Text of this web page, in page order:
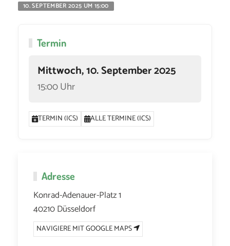
10. SEPTEMBER 2025 UM 15:00
Termin
Mittwoch, 10. September 2025
15:00 Uhr
TERMIN (ICS) ALLE TERMINE (ICS)
Adresse
Konrad-Adenauer-Platz 1
40210 Düsseldorf
NAVIGIERE MIT GOOGLE MAPS